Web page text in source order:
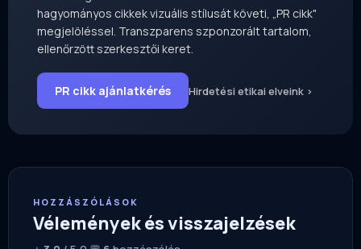
hagyományos cikkek vizuális stílusát követi, „PR cikk"
megjelöléssel. Transzparens szponzorált tartalom,
ellenőrzött szerkesztői keret.
PR cikk ajánlatkérés Hirdetési etikai elveink ›
HOZZÁSZÓLÁSOK
Vélemények és visszajelzések